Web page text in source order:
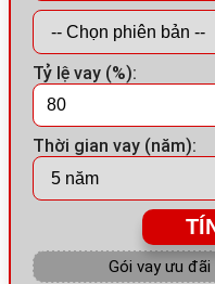
Tỷ lệ vay (%):
Thời gian vay (năm):
Gói vay ưu đãi